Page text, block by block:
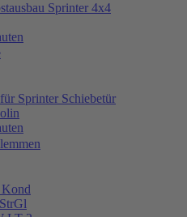
Sprinter 4x4
Sprinter Schiebetür
Kond